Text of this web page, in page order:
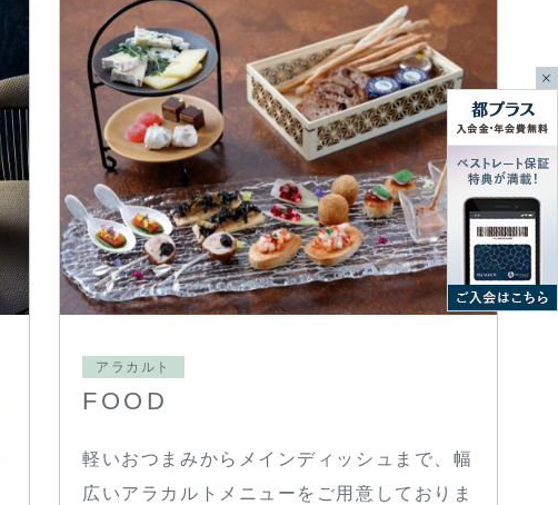
アラカルト
FOOD
軽いおつまみからメインディッシュまで、幅
広いアラカルトメニューをご用意しておりま